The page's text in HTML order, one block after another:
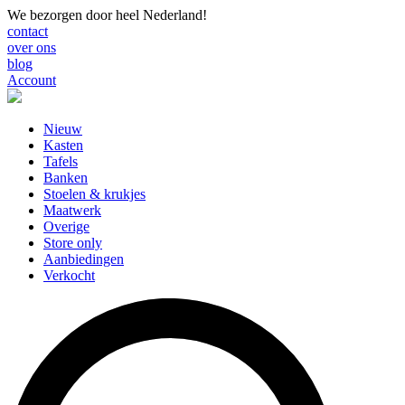
We bezorgen door heel Nederland!
contact
over ons
blog
Account
Nieuw
Kasten
Tafels
Banken
Stoelen & krukjes
Maatwerk
Overige
Store only
Aanbiedingen
Verkocht